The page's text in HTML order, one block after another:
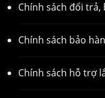
Chính sách đổi
Chính sách bảo
Chính sách hỗ trợ